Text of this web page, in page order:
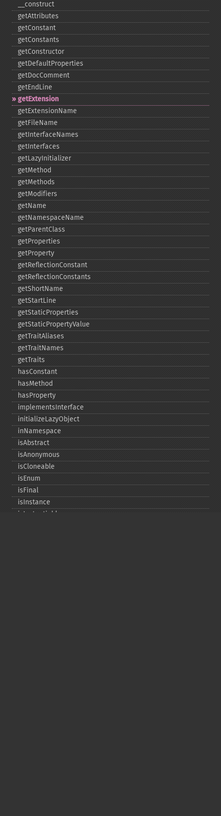
_​_​construct
getAttributes
getConstant
getConstants
getConstructor
getDefaultProperties
getDocComment
getEndLine
getExtension
getExtensionName
getFileName
getInterfaceNames
getInterfaces
getLazyInitializer
getMethod
getMethods
getModifiers
getName
getNamespaceName
getParentClass
getProperties
getProperty
getReflectionConstant
getReflectionConstants
getShortName
getStartLine
getStaticProperties
getStaticPropertyValue
getTraitAliases
getTraitNames
getTraits
hasConstant
hasMethod
hasProperty
implementsInterface
initializeLazyObject
inNamespace
isAbstract
isAnonymous
isCloneable
isEnum
isFinal
isInstance
isInstantiable